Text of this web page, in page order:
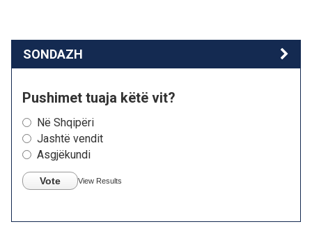
SONDAZH
Pushimet tuaja këtë vit?
Në Shqipëri
Jashtë vendit
Asgjëkundi
Vote View Results